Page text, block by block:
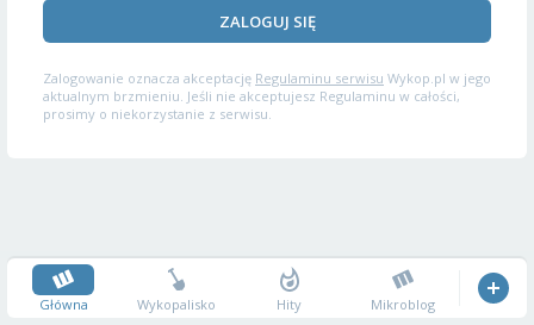
ZALOGUJ SIĘ
Zalogowanie oznacza akceptację Regulaminu serwisu Wykop.pl w jego
aktualnym brzmieniu. Jeśli nie akceptujesz Regulaminu w całości,
prosimy o niekorzystanie z serwisu.
Główna Wykopalisko Hity Mikroblog